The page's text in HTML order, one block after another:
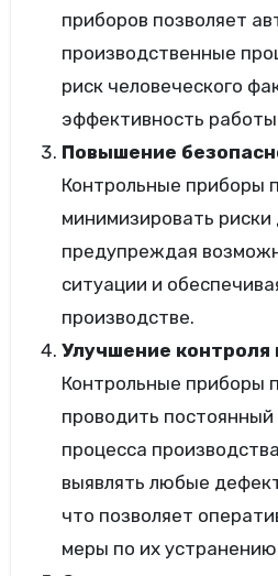
приборов позволяет
производственные
риск человеческого
эффективность
Повышение
Контрольные приборы
минимизировать риски
предупреждая
ситуации и
производстве.
Улучшение контроля
Контрольные приборы
проводить
процесса
выявлять любые
что позволяет
меры по их